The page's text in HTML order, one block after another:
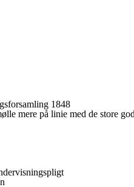
1848
mere på linie med de store